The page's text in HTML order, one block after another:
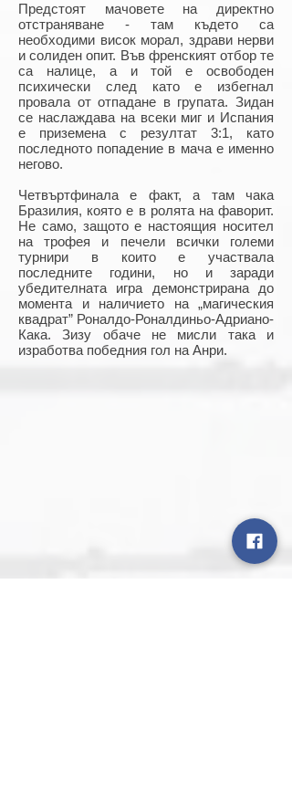
Предстоят мачовете на директно
отстраняване - там където са
необходими висок морал, здрави нерви
и солиден опит. Във френският отбор те
са налице, а и той е освободен
психически след като е избегнал
провала от отпадане в групата. Зидан
се наслаждава на всеки миг и Испания
е приземена с резултат 3:1, като
последното попадение в мача е именно
негово.
Четвъртфинала е факт, а там чака
Бразилия, която е в ролята на фаворит.
Не само, защото е настоящия носител
на трофея и печели всички големи
турнири в които е участвала
последните години, но и заради
убедителната игра демонстрирана до
момента и наличието на „магическия
квадрат” Роналдо-Роналдиньо-Адриано-
Кака. Зизу обаче не мисли така и
изработва победния гол на Анри.